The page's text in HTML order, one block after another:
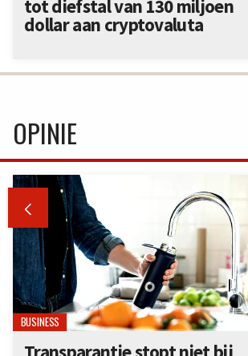
tot diefstal van 130 miljoen
dollar aan cryptovaluta
OPINIE

BUSINESS